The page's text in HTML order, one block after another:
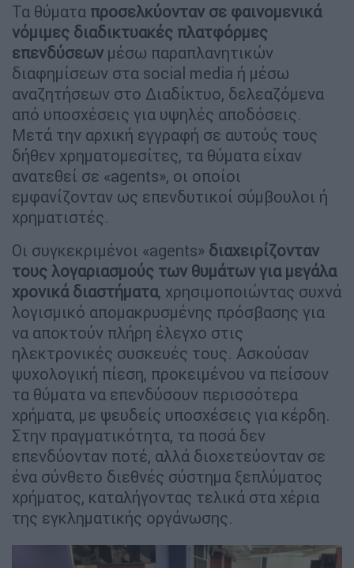
Τα θύματα προσελκύονταν σε φαινομενικά
νόμιμες διαδικτυακές πλατφόρμες
επενδύσεων μέσω παραπλανητικών
διαφημίσεων στα social media ή μέσω
αναζητήσεων στο Διαδίκτυο, δελεαζόμενα
από υποσχέσεις για υψηλές αποδόσεις.
Μετά την αρχική εγγραφή σε αυτούς τους
δήθεν χρηματομεσίτες, τα θύματα είχαν
ανατεθεί σε «agents», οι οποίοι
εμφανίζονταν ως επενδυτικοί σύμβουλοι ή
χρηματιστές.
Οι συγκεκριμένοι «agents» διαχειρίζονταν
τους λογαριασμούς των θυμάτων για μεγάλα
χρονικά διαστήματα, χρησιμοποιώντας συχνά
λογισμικό απομακρυσμένης πρόσβασης για
να αποκτούν πλήρη έλεγχο στις
ηλεκτρονικές συσκευές τους. Ασκούσαν
ψυχολογική πίεση, προκειμένου να πείσουν
τα θύματα να επενδύσουν περισσότερα
χρήματα, με ψευδείς υποσχέσεις για κέρδη.
Στην πραγματικότητα, τα ποσά δεν
επενδύονταν ποτέ, αλλά διοχετεύονταν σε
ένα σύνθετο διεθνές σύστημα ξεπλύματος
χρήματος, καταλήγοντας τελικά στα χέρια
της εγκληματικής οργάνωσης.